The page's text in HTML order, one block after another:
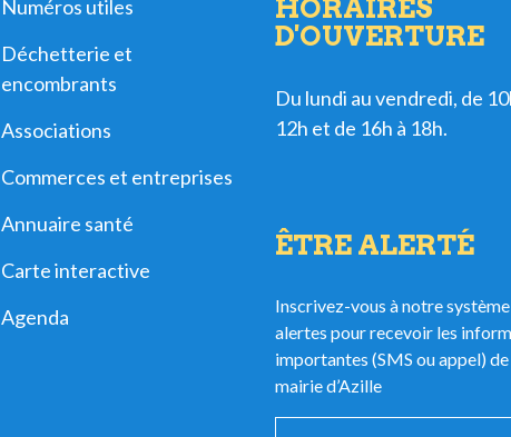
Numéros utiles
Déchetterie et
encombrants
Associations
Commerces et entreprises
Annuaire santé
Carte interactive
Agenda
HORAIRES
D'OUVERTURE
Du lundi au vendredi, de
12h et de 16h à 18h.
ÊTRE ALERTÉ
Inscrivez-vous à notre
alertes pour recevoir les
importantes (SMS ou appel) de
mairie d’Azille